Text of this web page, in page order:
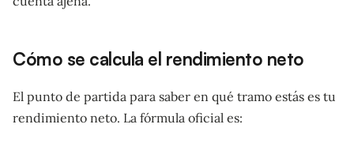
Cómo se calcula el rendimiento neto
El punto de partida para saber en qué tramo estás es tu
rendimiento neto. La fórmula oficial es: